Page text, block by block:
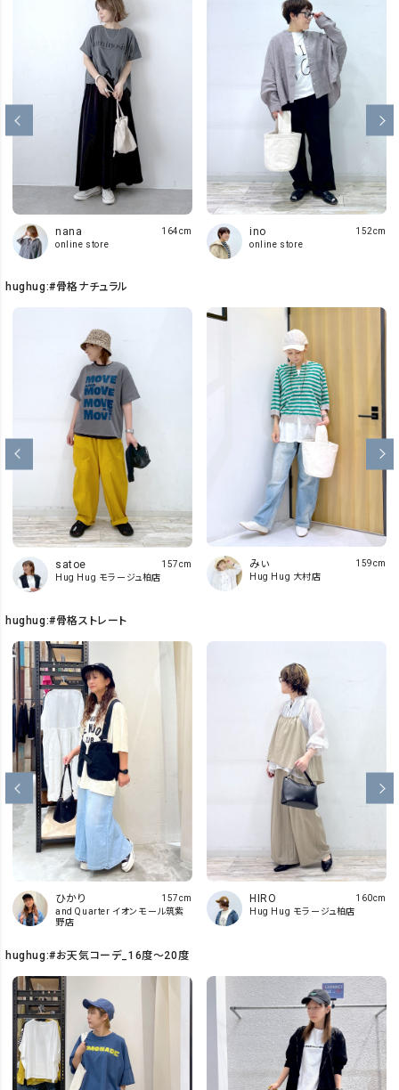
nana
online store
164cm ino
online store
152cm
hughug:#骨格ナチュラル
satoe
Hug Hug モラージュ柏店
157cm みぃ
Hug Hug 大村店
159cm
hughug:#骨格ストレート
ひかり
and Quarter イオンモール筑紫
野店
157cm HIRO
Hug Hug モラージュ柏店
160cm
hughug:#お天気コーデ_16度～20度